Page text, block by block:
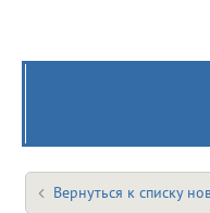
Вернуться к списку